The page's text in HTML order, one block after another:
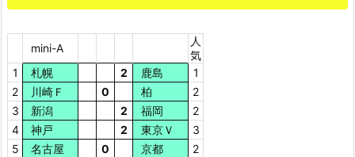
mini-A
人
気
1
札幌 2 鹿島
1
2
川崎Ｆ 0 柏
2
3
新潟 2 福岡
2
4
神戸 2 東京Ｖ
3
5
名古屋 0 京都 2